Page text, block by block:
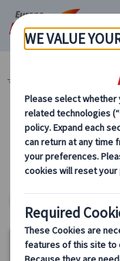
マイバス・ヨーロッパ フ
カテゴリーから探す
15%
OFF